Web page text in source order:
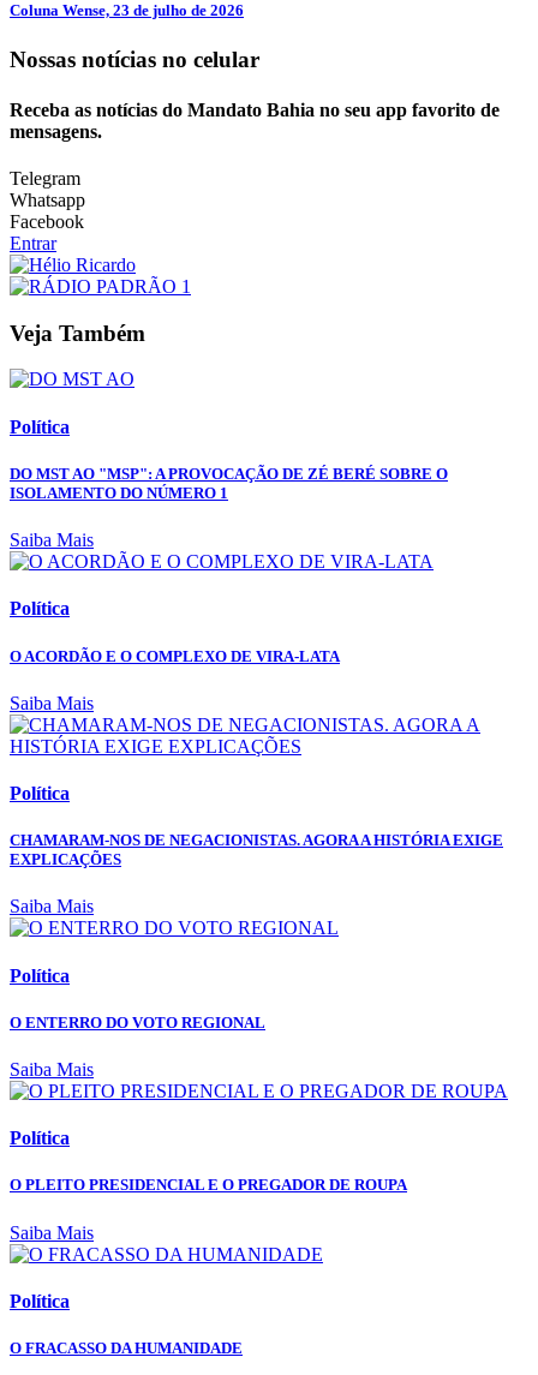
Coluna Wense, 23 de julho de 2026
Nossas notícias no celular
Receba as notícias do Mandato Bahia no seu app favorito de
mensagens.
Telegram
Whatsapp
Facebook
Entrar
Veja Também
Política
DO MST AO "MSP": A PROVOCAÇÃO DE ZÉ BERÉ SOBRE O
ISOLAMENTO DO NÚMERO 1
Saiba Mais
Política
O ACORDÃO E O COMPLEXO DE VIRA-LATA
Saiba Mais
Política
CHAMARAM-NOS DE NEGACIONISTAS. AGORA A HISTÓRIA EXIGE
EXPLICAÇÕES
Saiba Mais
Política
O ENTERRO DO VOTO REGIONAL
Saiba Mais
Política
O PLEITO PRESIDENCIAL E O PREGADOR DE ROUPA
Saiba Mais
Política
O FRACASSO DA HUMANIDADE